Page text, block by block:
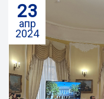
23
апр
2024